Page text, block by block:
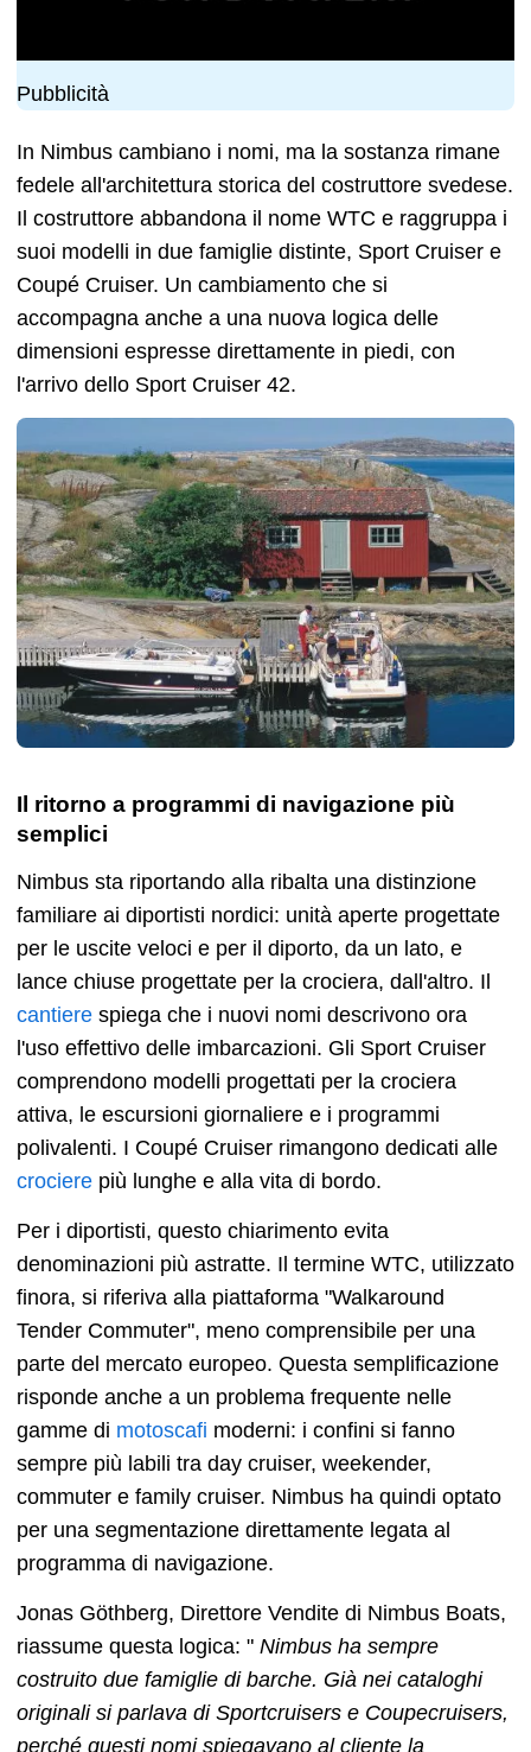
Pubblicità
In Nimbus cambiano i nomi, ma la sostanza rimane
fedele all'architettura storica del costruttore svedese.
Il costruttore abbandona il nome WTC e raggruppa i
suoi modelli in due famiglie distinte, Sport Cruiser e
Coupé Cruiser. Un cambiamento che si
accompagna anche a una nuova logica delle
dimensioni espresse direttamente in piedi, con
l'arrivo dello Sport Cruiser 42.
Il ritorno a programmi di navigazione più
semplici
Nimbus sta riportando alla ribalta una distinzione
familiare ai diportisti nordici: unità aperte progettate
per le uscite veloci e per il diporto, da un lato, e
lance chiuse progettate per la crociera, dall'altro. Il
cantiere spiega che i nuovi nomi descrivono ora
l'uso effettivo delle imbarcazioni. Gli Sport Cruiser
comprendono modelli progettati per la crociera
attiva, le escursioni giornaliere e i programmi
polivalenti. I Coupé Cruiser rimangono dedicati alle
crociere più lunghe e alla vita di bordo.
Per i diportisti, questo chiarimento evita
denominazioni più astratte. Il termine WTC, utilizzato
finora, si riferiva alla piattaforma "Walkaround
Tender Commuter", meno comprensibile per una
parte del mercato europeo. Questa semplificazione
risponde anche a un problema frequente nelle
gamme di motoscafi moderni: i confini si fanno
sempre più labili tra day cruiser, weekender,
commuter e family cruiser. Nimbus ha quindi optato
per una segmentazione direttamente legata al
programma di navigazione.
Jonas Göthberg, Direttore Vendite di Nimbus Boats,
riassume questa logica: " Nimbus ha sempre
costruito due famiglie di barche. Già nei cataloghi
originali si parlava di Sportcruisers e Coupecruisers,
perché questi nomi spiegavano al cliente la